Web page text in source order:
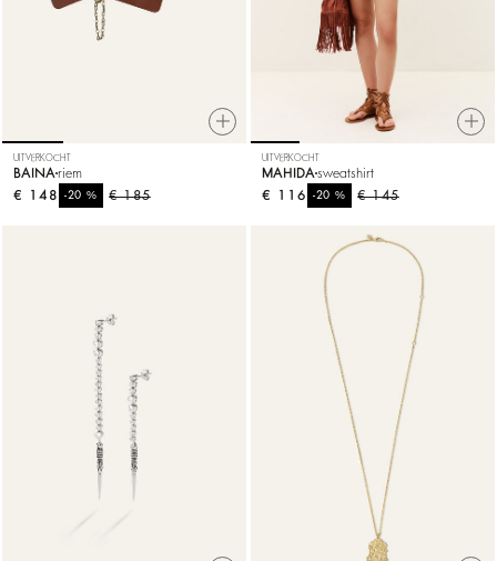
UITVERKOCHT
BAINA riem
€ 185
-20%
€ 148
UITVERKOCHT
MAHIDA sweatshirt
€ 145
-20%
€ 116